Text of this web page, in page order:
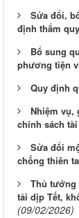
Sửa đổi,
định thẩm
Bổ sung
phương tiện
Quy định
Nhiệm vụ,
chính sách
Sửa đổi
chống thiên
Thủ tướng
tải dịp Tết,
(09/02/2026)